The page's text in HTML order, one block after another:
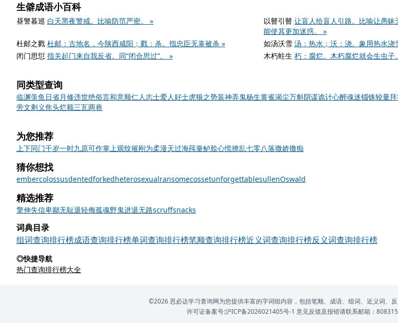
生僻成语小百科
昼警暮巡 白天黑夜警戒。比喻防范严密。 » 以瞽引瞽 让盲人给盲人引路。比喻让愚
能使其更加迷惑。 »
杜邮之戮 杜邮：古地名，今陕西咸阳；戮：杀。指忠臣无辜被杀 » 如汤沃雪 汤：热水；沃：浇。象用热水
闭门思愆 指关起门来自我反省。同“闭合思过”。 » 木朽蛀生 朽：腐烂。木朽腐烂就会生虫
同类型查询
临渊羡鱼 日省月修违世绝俗言和意顺仁人志士爱人好士虎狼之势装神弄鬼杨生黄雀渴尘万斛阴谋诡计心醉魂迷锱铢较量
旁文剩义焦头烂额三瓦两巷
为您推荐
上下同门千岁一时九原可作掌上观纹摧刚为柔漫天过海莼羹鲈脍心慌撩乱七零八落撒娇撒痴
猜你想找
embercolossusdentedforkedheterosexualransomecossetunforgettablesullenOswald
精选推荐
擎伸失信卑鄙无耻退轻侮孤魂野鬼进退无路scruffsnacks
词典目录
组词查询排行榜成语查询排行榜单词查询排行榜笔顺查询排行榜近义词查询排行榜反义词查询排行榜
◎快捷导航
热门查询排行榜大全
©2026 思必达学习查询网为您提供丰富的字词组内容，包括笔顺、成语、组词、近义词、
许可证备案号:沪ICP备2026021405号-1 意见反馈及报错请联系邮箱：